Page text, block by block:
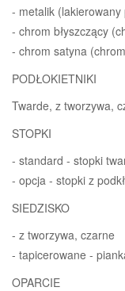
- metalik (lakierowany
- chrom błyszczący
- chrom satyna
PODŁOKIETNIKI
Twarde, z tworzywa,
STOPKI
- standard - stopki
- opcja - stopki z
SIEDZISKO
- z tworzywa, czarne
- tapicerowane -
OPARCIE